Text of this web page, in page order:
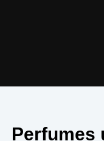
Perfumes